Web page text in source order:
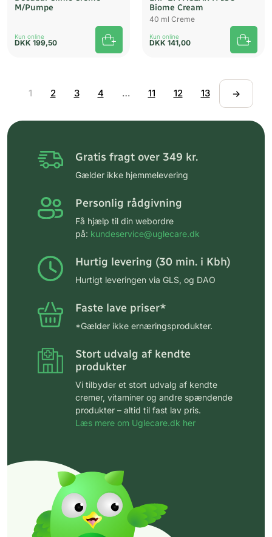
M/Pumpe
Kun online
DKK 199,50
Biome Cream
40 ml Creme
Kun online
DKK 141,00
1 2 3 4 … 11 12 13 →
Gratis fragt over 349 kr.
Gælder ikke hjemmelevering
Personlig rådgivning
Få hjælp til din webordre
på: kundeservice@uglecare.dk
Hurtig levering (30 min. i Kbh)
Hurtigt leveringen via GLS, og DAO
Faste lave priser*
*Gælder ikke ernæringsprodukter.
Stort udvalg af kendte
produkter
Vi tilbyder et stort udvalg af kendte
cremer, vitaminer og andre spændende
produkter – altid til fast lav pris.
Læs mere om Uglecare.dk her